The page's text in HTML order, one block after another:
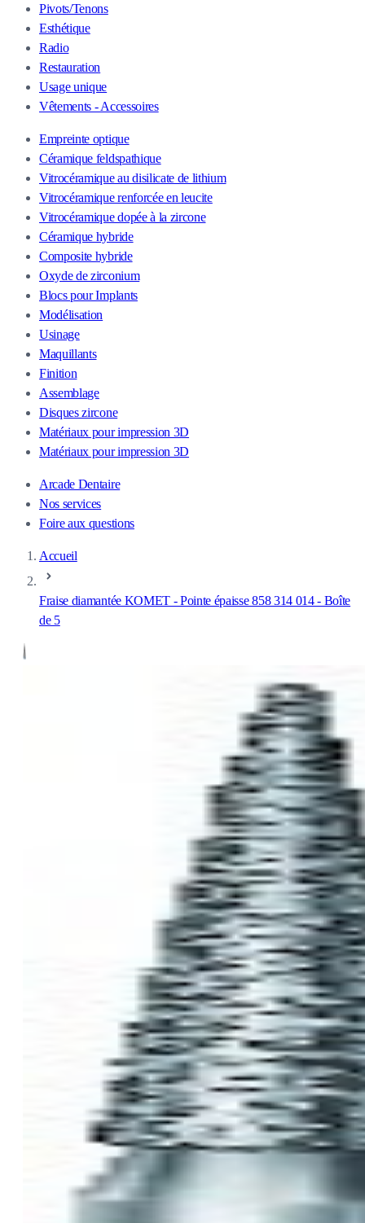
Pivots/Tenons
Esthétique
Radio
Restauration
Usage unique
Vêtements - Accessoires
Empreinte optique
Céramique feldspathique
Vitrocéramique au disilicate de lithium
Vitrocéramique renforcée en leucite
Vitrocéramique dopée à la zircone
Céramique hybride
Composite hybride
Oxyde de zirconium
Blocs pour Implants
Modélisation
Usinage
Maquillants
Finition
Assemblage
Disques zircone
Matériaux pour impression 3D
Matériaux pour impression 3D
Arcade Dentaire
Nos services
Foire aux questions
Accueil
Fraise diamantée KOMET - Pointe épaisse 858 314 014 - Boîte
de 5